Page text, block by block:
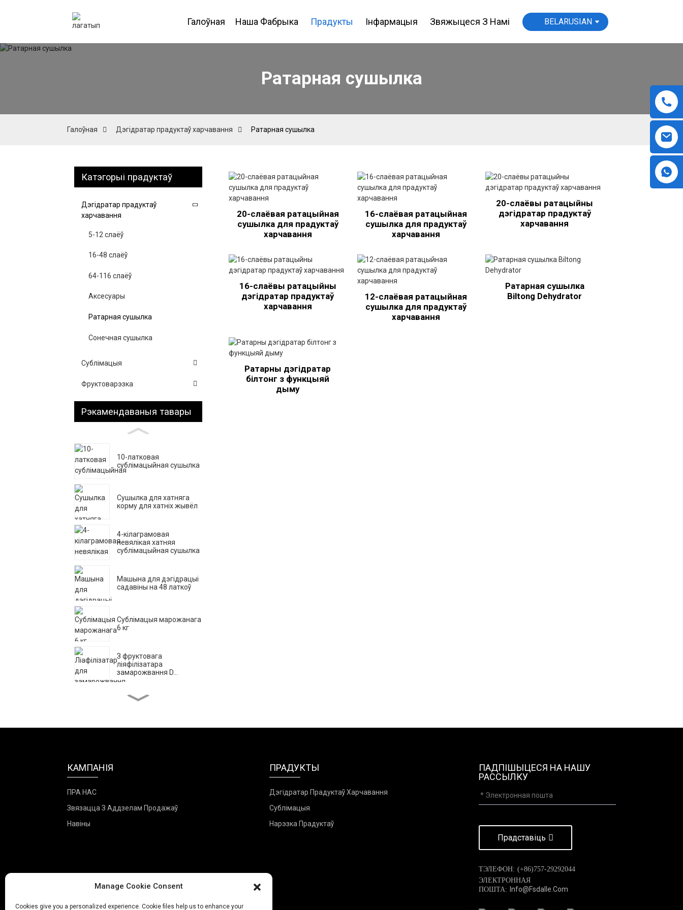
Галоўная Наша Фабрыка Прадукты Інфармацыя Звяжыцеся З Намі BELARUSIAN
Ратарная сушылка
Галоўная Дэгідратар прадуктаў харчавання Ратарная сушылка
Катэгорыі прадуктаў
Дэгідратар прадуктаў
харчавання
5-12 слаёў
16-48 слаёў
64-116 слаёў
Аксесуары
Ратарная сушылка
Сонечная сушылка
Сублімацыя
Фруктоварэзка
Рэкамендаваныя тавары
10-латковая
сублімацыйная сушылка
Сушылка для хатняга
корму для хатніх жывёл
4-кілаграмовая
невялікая хатняя
сублімацыйная сушылка
Машына для дэгідрацыі
садавіны на 48 латкоў
Сублімацыя марожанага
6 кг
З фруктовага
ліяфілізатара
замарожвання D...
Хатняя сублімацыйная
20-слаёвая ратацыйная
сушылка для прадуктаў
харчавання
16-слаёвая ратацыйная
сушылка для прадуктаў
харчавання
20-слаёвы ратацыйны
дэгідратар прадуктаў
харчавання
16-слаёвы ратацыйны
дэгідратар прадуктаў
харчавання
12-слаёвая ратацыйная
сушылка для прадуктаў
харчавання
Ратарная сушылка
Biltong Dehydrator
Ратарны дэгідратар
білтонг з функцыяй
дыму
КАМПАНІЯ
ПРА НАС
Звязацца З Аддзелам Продажаў
Навіны
ПРАДУКТЫ
Дэгідратар Прадуктаў Харчавання
Сублімацыя
Нарэзка Прадуктаў
ПАДПІШЫЦЕСЯ НА НАШУ
РАССЫЛКУ
Прадставіць
ТЭЛЕФОН: (+86)757-29292044
ЭЛЕКТРОННАЯ
ПОШТА: Info@fsdalle.com
Manage Cookie Consent
Cookies give you a personalized experience. Cookie files help us to enhance your